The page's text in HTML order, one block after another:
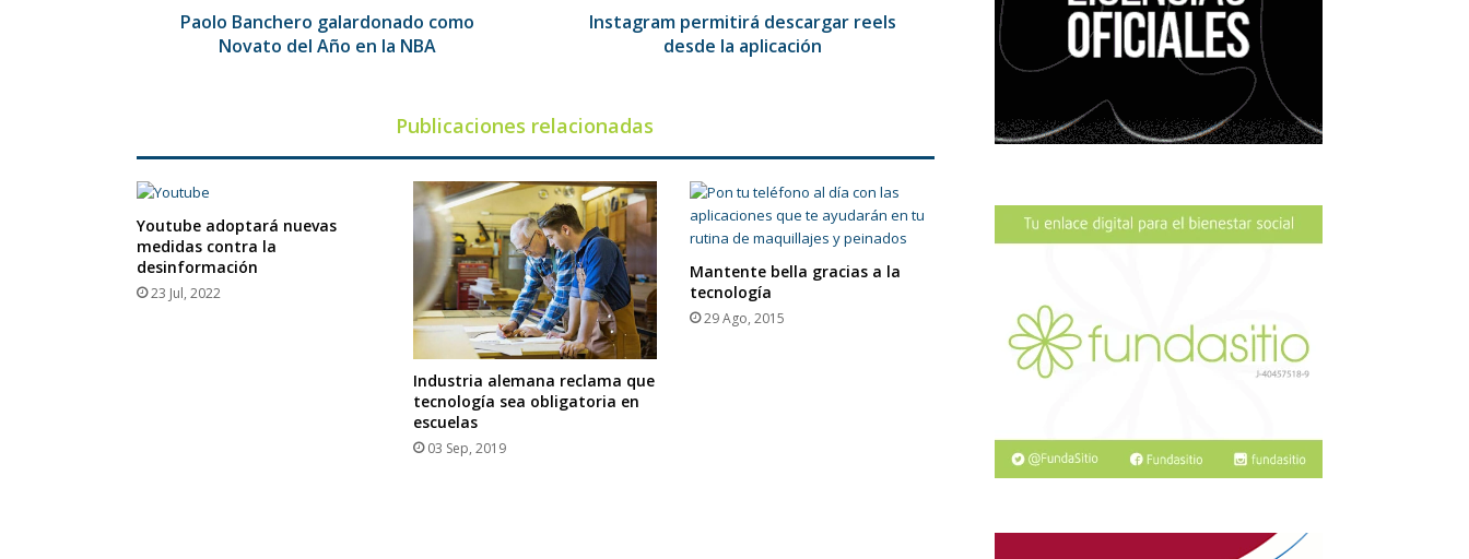
Paolo Banchero galardonado como
Novato del Año en la NBA
Instagram permitirá descargar reels
desde la aplicación
Publicaciones relacionadas
Youtube adoptará nuevas
medidas contra la
desinformación
23 Jul, 2022
Industria alemana reclama que
tecnología sea obligatoria en
escuelas
03 Sep, 2019
Mantente bella gracias a la
tecnología
29 Ago, 2015